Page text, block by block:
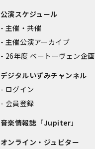
公演スケジュール
主催・共催
主催公演アーカイブ
26年度 ベートーヴェン企画
デジタルいずみチャンネル
ログイン
会員登録
音楽情報誌「Jupiter」
オンライン・ジュピター